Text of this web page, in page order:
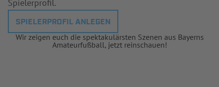
Spielerprofil.
SPIELERPROFIL ANLEGEN
Wir zeigen euch die spektakulärsten Szenen aus Bayerns
Amateurfußball, jetzt reinschauen!